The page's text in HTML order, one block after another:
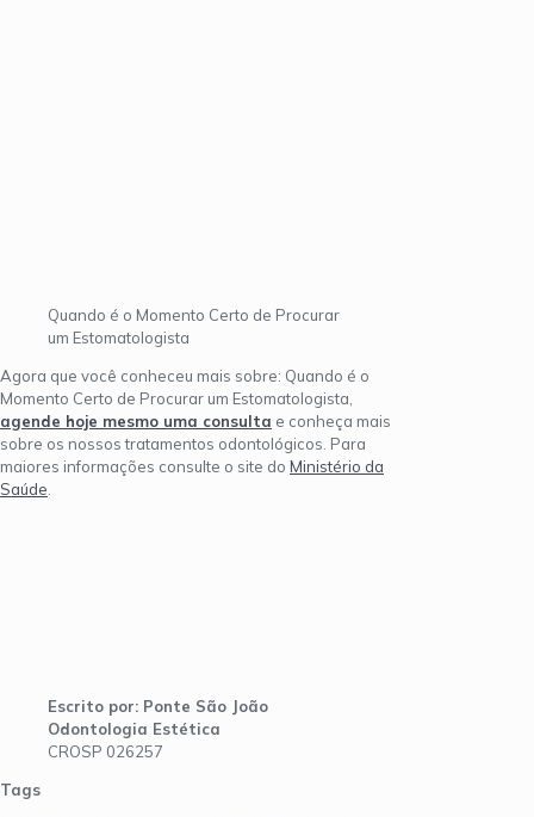
Quando é o Momento Certo de Procurar
um Estomatologista
Agora que você conheceu mais sobre: Quando é o
Momento Certo de Procurar um Estomatologista,
agende hoje mesmo uma consulta e conheça mais
sobre os nossos tratamentos odontológicos. Para
maiores informações consulte o site do Ministério da
Saúde
Escrito por: Ponte São João
Odontologia Estética
CROSP 026257
Tags